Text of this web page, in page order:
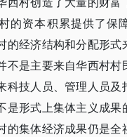
的资本积累提供了保
的经济结构和分配形式
不是主要来自华西村村
科技人员、管理人员及
是形式上集体主义成果
的集体经济成果仍是全